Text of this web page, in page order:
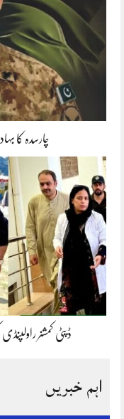
چارسدہ کا
ڈپٹی کمشنر
اہم خبریں